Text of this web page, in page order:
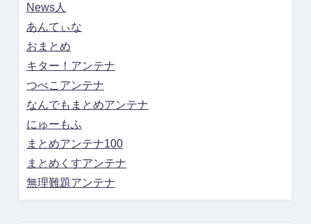
News人
あんてぃな
おまとめ
キター！アンテナ
つべこアンテナ
なんでもまとめアンテナ
にゅーもふ
まとめアンテナ100
まとめくすアンテナ
無理難題アンテナ